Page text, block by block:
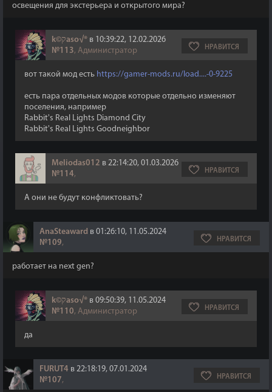
освещения для экстерьера и открытого мира?
k©קaso√® в 10:39:22, 12.02.2026
№113, Администратор НРАВИТСЯ
вот такой мод есть https://gamer-mods.ru/load....-0-9225
есть пара отдельных модов которые отдельно изменяют
поселения, например
Rabbit's Real Lights Diamond City
Rabbit's Real Lights Goodneighbor
Meliodas012 в 22:14:20, 01.03.2026
№114, НРАВИТСЯ
А они не будут конфликтовать?
AnaSteaward в 01:26:10, 11.05.2024
№109, НРАВИТСЯ
работает на next gen?
k©קaso√® в 09:50:39, 11.05.2024
№110, Администратор НРАВИТСЯ
да
FURUT4 в 22:18:19, 07.01.2024
№107, НРАВИТСЯ